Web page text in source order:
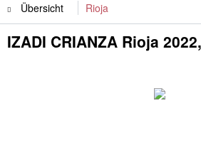
Übersicht Rioja
IZADI CRIANZA Rioja